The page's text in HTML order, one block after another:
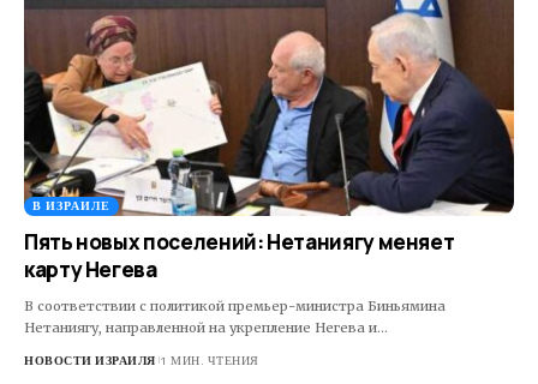
В ИЗРАИЛЕ
Пять новых поселений: Нетаниягу меняет
карту Негева
В соответствии с политикой премьер-министра Биньямина
Нетаниягу, направленной на укрепление Негева и…
НОВОСТИ ИЗРАИЛЯ 1 МИН. ЧТЕНИЯ